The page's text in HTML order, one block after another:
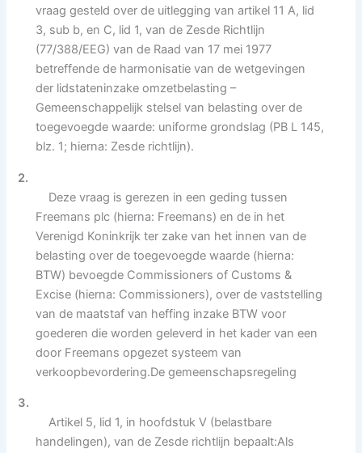
vraag gesteld over de uitlegging van artikel 11 A, lid
3, sub b, en C, lid 1, van de Zesde Richtlijn
(77/388/EEG) van de Raad van 17 mei 1977
betreffende de harmonisatie van de wetgevingen
der lidstateninzake omzetbelasting –
Gemeenschappelijk stelsel van belasting over de
toegevoegde waarde: uniforme grondslag (PB L 145,
blz. 1; hierna: Zesde richtlijn).
2.
Deze vraag is gerezen in een geding tussen
Freemans plc (hierna: Freemans) en de in het
Verenigd Koninkrijk ter zake van het innen van de
belasting over de toegevoegde waarde (hierna:
BTW) bevoegde Commissioners of Customs &
Excise (hierna: Commissioners), over de vaststelling
van de maatstaf van heffing inzake BTW voor
goederen die worden geleverd in het kader van een
door Freemans opgezet systeem van
verkoopbevordering.De gemeenschapsregeling
3.
Artikel 5, lid 1, in hoofdstuk V (belastbare
handelingen), van de Zesde richtlijn bepaalt:Als